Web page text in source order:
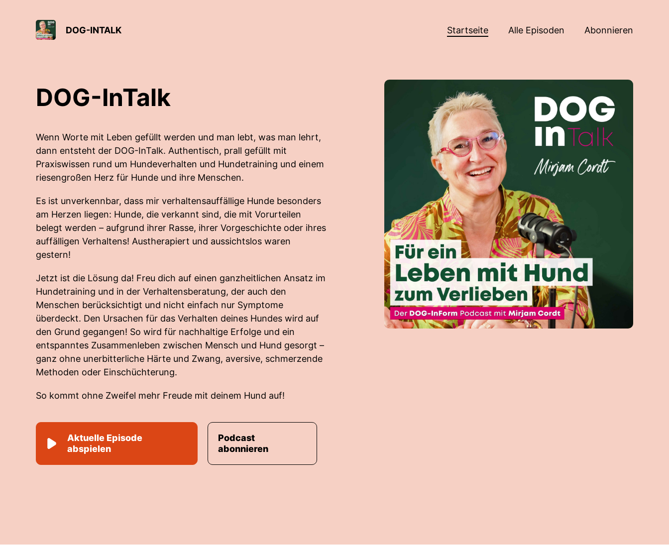
DOG-INTALK Startseite Alle Episoden Abonnieren
DOG-InTalk
Wenn Worte mit Leben gefüllt werden und man lebt, was man lehrt,
dann entsteht der DOG-InTalk. Authentisch, prall gefüllt mit
Praxiswissen rund um Hundeverhalten und Hundetraining und einem
riesengroßen Herz für Hunde und ihre Menschen.
Es ist unverkennbar, dass mir verhaltensauffällige Hunde besonders
am Herzen liegen: Hunde, die verkannt sind, die mit Vorurteilen
belegt werden – aufgrund ihrer Rasse, ihrer Vorgeschichte oder ihres
auffälligen Verhaltens! Austherapiert und aussichtslos waren
gestern!
Jetzt ist die Lösung da! Freu dich auf einen ganzheitlichen Ansatz im
Hundetraining und in der Verhaltensberatung, der auch den
Menschen berücksichtigt und nicht einfach nur Symptome
überdeckt. Den Ursachen für das Verhalten deines Hundes wird auf
den Grund gegangen! So wird für nachhaltige Erfolge und ein
entspanntes Zusammenleben zwischen Mensch und Hund gesorgt –
ganz ohne unerbitterliche Härte und Zwang, aversive, schmerzende
Methoden oder Einschüchterung.
So kommt ohne Zweifel mehr Freude mit deinem Hund auf!
Aktuelle Episode
abspielen
Podcast
abonnieren